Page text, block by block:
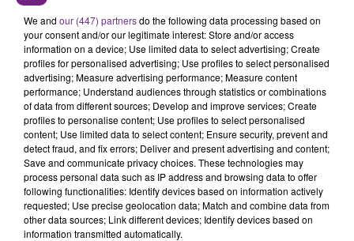
LE MAGASIN JOUÉCLUB DE REIMS FERME
SES PORTES
C'était l'une des institutions du centre-ville
rémois. Le magasin JouéClub est contraint de
fermer ses portes.
TITRES DIFFUSÉS
14h10
14h10 14h06
14h06
We and our (447) partnersdo the following data processing based on
your consent and/or our legitimate interest: Store and/or access
information on a device; Use limited data to select advertising; Create
profiles for personalised advertising; Use profiles to select personalised
advertising; Measure advertising performance; Measure content
performance; Understand audiences through statistics or combinations
of data from different sources; Develop and improve services; Create
profiles to personalise content; Use profiles to select personalised
content; Use limited data to select content; Ensure security, prevent and
detect fraud, and fix errors; Deliver and present advertising and content;
Save and communicate privacy choices. These technologies may
process personal data such as IP address and browsing data to offer
following functionalities: Identify devices based on information actively
requested; Use precise geolocation data; Match and combine data from
other data sources; Link different devices; Identify devices based on
information transmitted automatically.